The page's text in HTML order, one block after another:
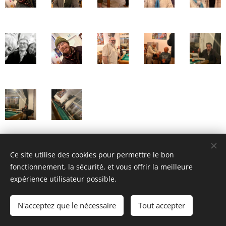
© 2023 Tous droits réservés
LA MAISON BLEUE Rez-Créatif asbl
Optimisé par
Ce site utilise des cookies pour permettre le bon
fonctionnement, la sécurité, et vous offrir la meilleure
expérience utilisateur possible.
N'acceptez que le nécessaire Tout accepter